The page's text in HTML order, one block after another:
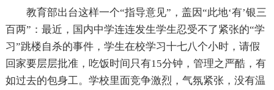
教育部出台这样一个“指导意见”，盖因“此地‘有’银三
百两”：最近，国内中学连连发生学生忍受不了紧张的“学
习”跳楼自杀的事件，学生在校学习十七八个小时，请假
回家要层层批准，吃饭时间只有15分钟，管理之严酷，有
如过去的包身工。学校里面竞争激烈，气氛紧张，没有温